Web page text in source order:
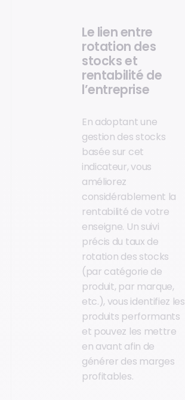
Le lien entre
rotation des
stocks et
rentabilité de
l’entreprise
En adoptant une
gestion des stocks
basée sur cet
indicateur, vous
améliorez
considérablement la
rentabilité de votre
enseigne. Un suivi
précis du taux de
rotation des stocks
(par catégorie de
produit, par marque,
etc.), vous identifiez les
produits performants
et pouvez les mettre
en avant afin de
générer des marges
profitables.